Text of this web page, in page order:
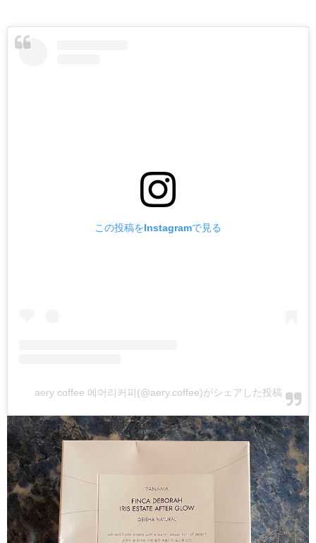
この投稿をInstagramで見る
aery coffee 에어리커피(@aery.coffee)がシェアした投稿